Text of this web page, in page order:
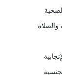
والصلاة